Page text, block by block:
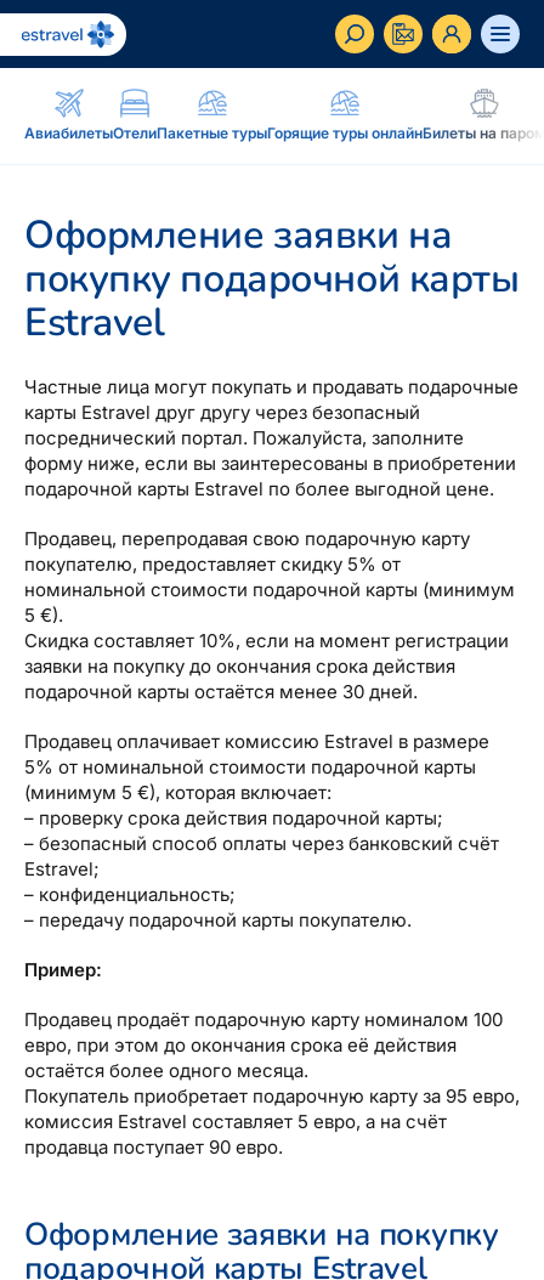
АвиабилетыОтелиПакетные турыГорящие туры онлайнБилеты на
RU EN
преимущества, услуги...
Вдохновение и блог
Блог, подкасты, журнал Traveller, новостная
Блог
Подкаст
Новостная рассылка
Туристический журнал Traveller
Дополнение к путешествию
Рассрочка, подарочная карточка Estravel,
интернет-магазин: reisikaubad.ee, Airalo eSim...
Рассрочка
Подарочная карта Estravel
Reisikaubad.ee
Airalo eSIM
Постоянному клиенту
Бонусные пункты, Золотая карточка, Platinum
Club...
Золотая карточка
Platinum Club
Бонусные пункты
О нас
О компании, контакты, наши консультанты,
новости...
О компании
Контакты
Наши консультанты
Приходите на работу
Оформление заявки на
покупку подарочной карты
Estravel
Частные лица могут покупать и продавать подарочные
карты Estravel друг другу через безопасный
посреднический портал. Пожалуйста, заполните
форму ниже, если вы заинтересованы в приобретении
подарочной карты Estravel по более выгодной цене.
Продавец, перепродавая свою подарочную карту
покупателю, предоставляет скидку 5% от
номинальной стоимости подарочной карты (минимум
5 €).
Скидка составляет 10%, если на момент регистрации
заявки на покупку до окончания срока действия
подарочной карты остаётся менее 30 дней.
Продавец оплачивает комиссию Estravel в размере
5% от номинальной стоимости подарочной карты
(минимум 5 €), которая включает:
– проверку срока действия подарочной карты;
– безопасный способ оплаты через банковский счёт
Estravel;
– конфиденциальность;
– передачу подарочной карты покупателю.
Пример:
Продавец продаёт подарочную карту номиналом 100
евро, при этом до окончания срока её действия
остаётся более одного месяца.
Покупатель приобретает подарочную карту за 95 евро,
комиссия Estravel составляет 5 евро, а на счёт
продавца поступает 90 евро.
Оформление заявки на покупку
подарочной карты Estravel